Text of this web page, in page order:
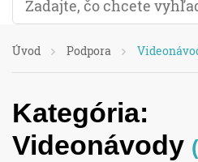
Úvod Podpora
Kategória:
Videonávody